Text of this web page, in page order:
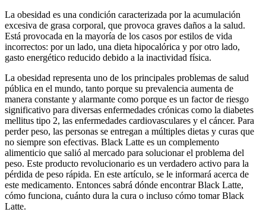
La obesidad es una condición caracterizada por la acumulación
excesiva de grasa corporal, que provoca graves daños a la salud.
Está provocada en la mayoría de los casos por estilos de vida
incorrectos: por un lado, una dieta hipocalórica y por otro lado,
gasto energético reducido debido a la inactividad física.
La obesidad representa uno de los principales problemas de salud
pública en el mundo, tanto porque su prevalencia aumenta de
manera constante y alarmante como porque es un factor de riesgo
significativo para diversas enfermedades crónicas como la diabetes
mellitus tipo 2, las enfermedades cardiovasculares y el cáncer. Para
perder peso, las personas se entregan a múltiples dietas y curas que
no siempre son efectivas. Black Latte es un complemento
alimenticio que salió al mercado para solucionar el problema del
peso. Este producto revolucionario es un verdadero activo para la
pérdida de peso rápida. En este artículo, se le informará acerca de
este medicamento. Entonces sabrá dónde encontrar Black Latte,
cómo funciona, cuánto dura la cura o incluso cómo tomar Black
Latte.